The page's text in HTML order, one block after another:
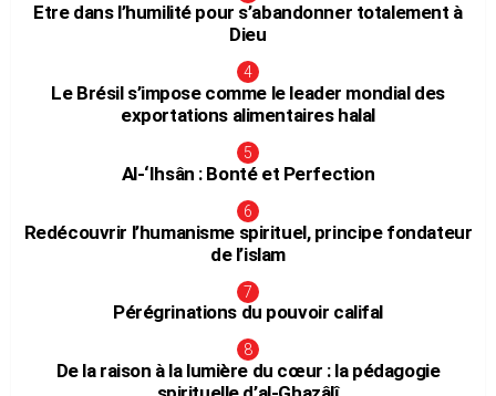
Etre dans l’humilité pour s’abandonner totalement à
Dieu
Le Brésil s’impose comme le leader mondial des
exportations alimentaires halal
Al-‘Ihsân : Bonté et Perfection
Redécouvrir l’humanisme spirituel, principe fondateur
de l’islam
Pérégrinations du pouvoir califal
De la raison à la lumière du cœur : la pédagogie